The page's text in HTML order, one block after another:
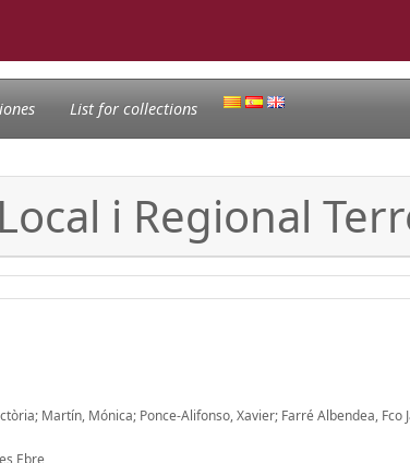
List for collections
i Regional
Martín, Mónica; Ponce-Alifonso, Xavier; Farré Albendea, Fco
Ebre